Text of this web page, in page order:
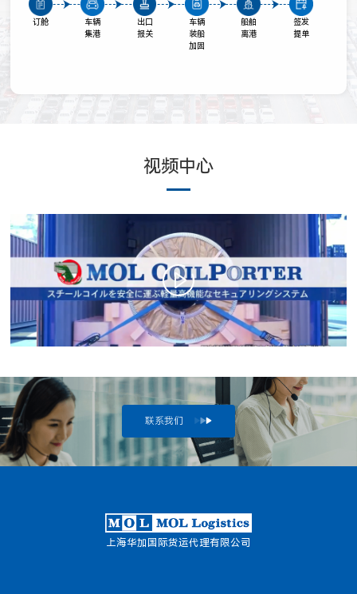
订舱
车辆
集港
出口
报关
车辆
装船
加固
船舶
离港
签发
提单
视频中心
联系我们
上海华加国际货运代理有限公司